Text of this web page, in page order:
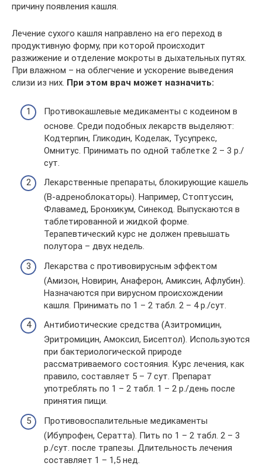
причину появления кашля.
Лечение сухого кашля направлено на его переход в
продуктивную форму, при которой происходит
разжижение и отделение мокроты в дыхательных путях.
При влажном – на облегчение и ускорение выведения
слизи из них. При этом врач может назначить:
Противокашлевые медикаменты с кодеином в
основе. Среди подобных лекарств выделяют:
Кодтерпин, Гликодин, Коделак, Тусупрекс,
Омнитус. Принимать по одной таблетке 2 – 3 р./
сут.
Лекарственные препараты, блокирующие кашель
(B-адреноблокаторы). Например, Стоптуссин,
Флавамед, Бронхикум, Синекод. Выпускаются в
таблетированной и жидкой форме.
Терапевтический курс не должен превышать
полутора – двух недель.
Лекарства с противовирусным эффектом
(Амизон, Новирин, Анаферон, Амиксин, Афлубин).
Назначаются при вирусном происхождении
кашля. Принимать по 1 – 2 табл. 2 – 4 р./сут.
Антибиотические средства (Азитромицин,
Эритромицин, Амоксил, Бисептол). Используются
при бактериологической природе
рассматриваемого состояния. Курс лечения, как
правило, составляет 5 – 7 сут. Препарат
употреблять по 1 – 2 табл. 1 – 2 р./день после
принятия пищи.
Противовоспалительные медикаменты
(Ибупрофен, Сератта). Пить по 1 – 2 табл. 2 – 3
р./сут. после трапезы. Длительность лечения
составляет 1 – 1,5 нед.